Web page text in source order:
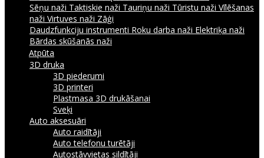
Sēņu naži Taktiskie naži Tauriņu naži Tūristu naži Vīlēšanas
naži Virtuves naži Zāģi
Daudzfunkciju instrumenti Roku darba naži Elektriķa naži
Bārdas skūšanās naži
Atpūta
3D druka
3D piederumi
3D printeri
Plastmasa 3D drukāšanai
Sveķi
Auto aksesuāri
Auto raidītāji
Auto telefonu turētāji
Autostāvvietas sildītāji